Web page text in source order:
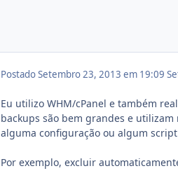
PostadoSetembro 23, 2013 em 19:09
Eu utilizo WHM/cPanel e também
backups são bem grandes e
alguma configuração ou algum
Por exemplo, excluir